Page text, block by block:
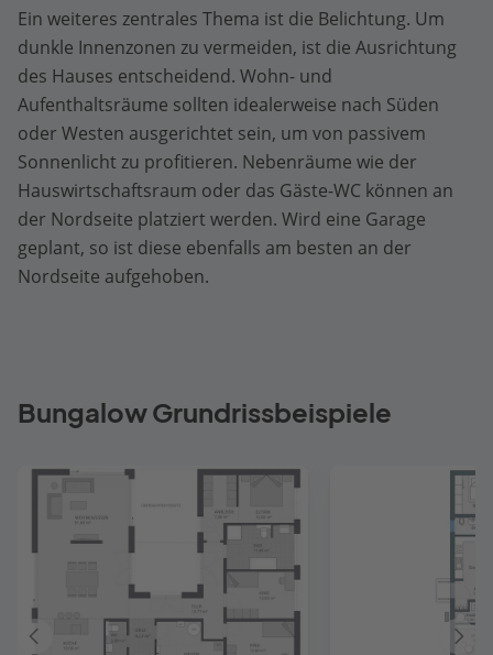
Ein weiteres zentrales Thema ist die Belichtung. Um
dunkle Innenzonen zu vermeiden, ist die Ausrichtung
des Hauses entscheidend. Wohn- und
Aufenthaltsräume sollten idealerweise nach Süden
oder Westen ausgerichtet sein, um von passivem
Sonnenlicht zu profitieren. Nebenräume wie der
Hauswirtschaftsraum oder das Gäste-WC können an
der Nordseite platziert werden. Wird eine Garage
geplant, so ist diese ebenfalls am besten an der
Nordseite aufgehoben.
Bungalow Grundrissbeispiele